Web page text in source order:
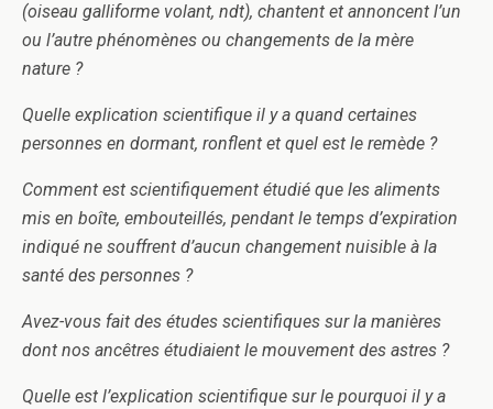
(oiseau galliforme volant, ndt), chantent et annoncent l’un
ou l’autre phénomènes ou changements de la mère
nature ?
Quelle explication scientifique il y a quand certaines
personnes en dormant, ronflent et quel est le remède ?
Comment est scientifiquement étudié que les aliments
mis en boîte, embouteillés, pendant le temps d’expiration
indiqué ne souffrent d’aucun changement nuisible à la
santé des personnes ?
Avez-vous fait des études scientifiques sur la manières
dont nos ancêtres étudiaient le mouvement des astres ?
Quelle est l’explication scientifique sur le pourquoi il y a